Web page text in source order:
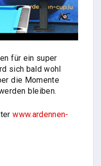
für ein super
sich bald wohl
die Momente
bleiben.
www.ardennen-